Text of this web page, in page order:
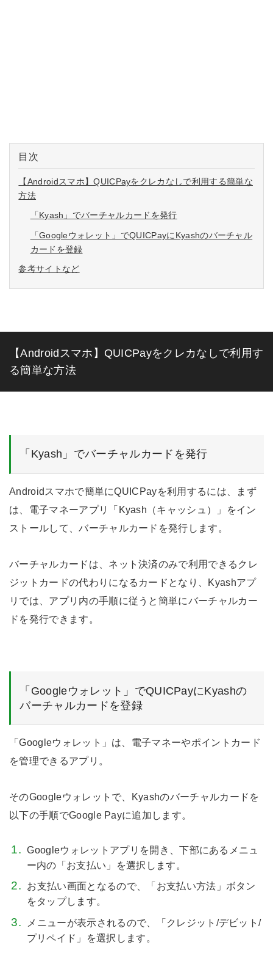
目次
【Androidスマホ】QUICPayをクレカなしで利用する簡単な
方法
「Kyash」でバーチャルカードを発行
「Googleウォレット」でQUICPayにKyashのバーチャル
カードを登録
参考サイトなど
【Androidスマホ】QUICPayをクレカなしで利用す
る簡単な方法
「Kyash」でバーチャルカードを発行
Androidスマホで簡単にQUICPayを利用するには、まず
は、電子マネーアプリ「Kyash（キャッシュ）」をイン
ストールして、バーチャルカードを発行します。
バーチャルカードは、ネット決済のみで利用できるクレ
ジットカードの代わりになるカードとなり、Kyashアプ
リでは、アプリ内の手順に従うと簡単にバーチャルカー
ドを発行できます。
「Googleウォレット」でQUICPayにKyashの
バーチャルカードを登録
「Googleウォレット」は、電子マネーやポイントカード
を管理できるアプリ。
そのGoogleウォレットで、Kyashのバーチャルカードを
以下の手順でGoogle Payに追加します。
Googleウォレットアプリを開き、下部にあるメニュ
ー内の「お支払い」を選択します。
お支払い画面となるので、「お支払い方法」ボタン
をタップします。
メニューが表示されるので、「クレジット/デビット/
プリペイド」を選択します。